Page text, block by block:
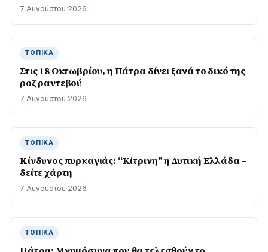
7 Αυγούστου 2026
ΤΟΠΙΚΆ
Στις 18 Οκτωβρίου, η Πάτρα δίνει ξανά το δικό της
ροζ ραντεβού
7 Αυγούστου 2026
ΤΟΠΙΚΆ
Kίνδυνος πυρκαγιάς: “Κίτρινη” η Δυτική Ελλάδα –
δείτε χάρτη
7 Αυγούστου 2026
ΤΟΠΙΚΆ